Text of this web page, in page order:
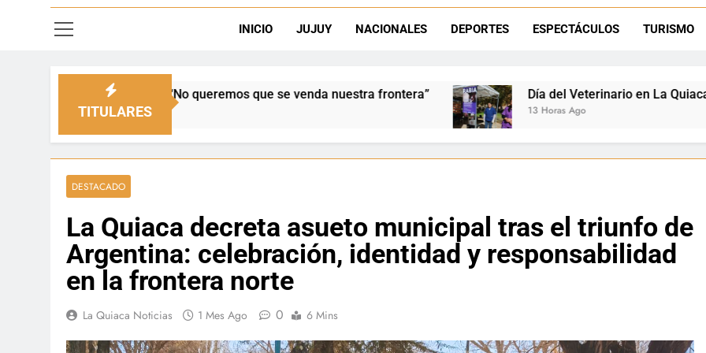
Dante Velázquez marchará contra
INICIO JUJUY NACIONALES DEPORTES ESPECTÁCULOS TURISMO
TITULARES
que se venda nuestra frontera” Día del Veterinario en La Quiaca: Zoonosis llevó vacunación
DESTACADO
La Quiaca decreta asueto municipal tras el triunfo de
Argentina: celebración, identidad y responsabilidad
en la frontera norte
La Quiaca Noticias 1 Mes Ago 0 6 Mins